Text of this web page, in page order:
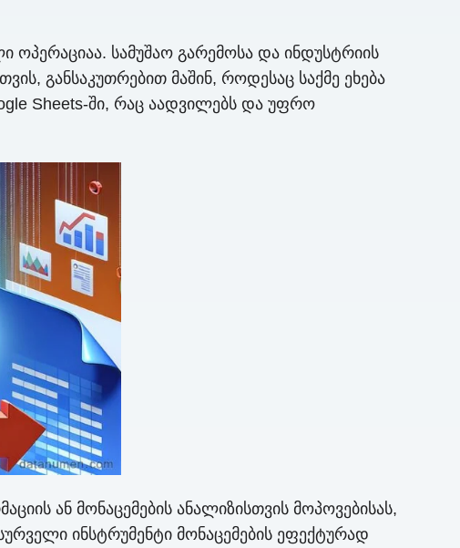
სამუშაო გარემოსა და ინდუსტრიის
განსაკუთრებით მაშინ, როდესაც საქმე ეხება
Sheets-ში, რაც აადვილებს და უფრო
ან მონაცემების ანალიზისთვის მოპოვებისას,
ინსტრუმენტი მონაცემების ეფექტურად